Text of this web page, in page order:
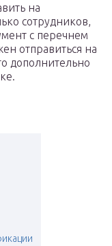
на
сотрудников,
с перечнем
отправиться на
дополнительно